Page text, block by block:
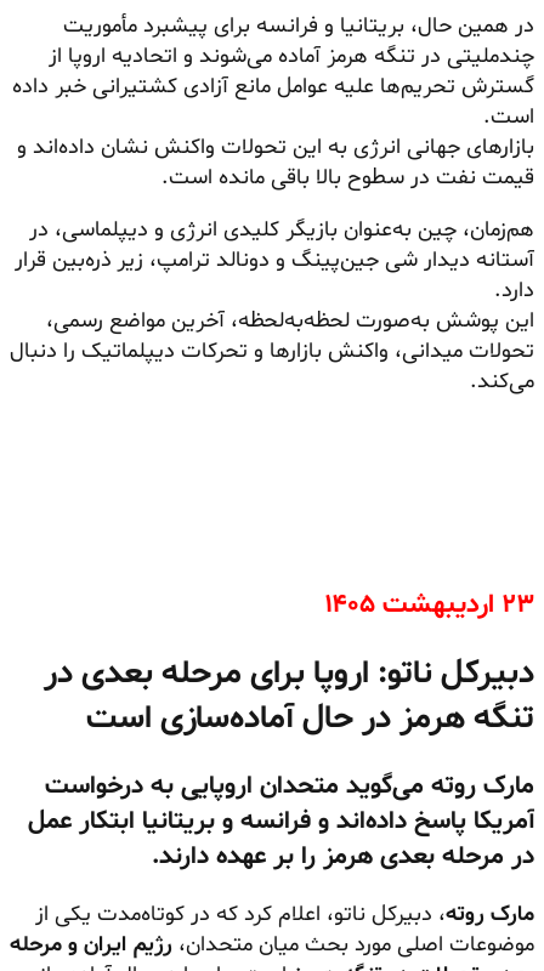
در همین حال، بریتانیا و فرانسه برای پیشبرد مأموریت
چندملیتی در تنگه هرمز آماده می‌شوند و اتحادیه اروپا از
گسترش تحریم‌ها علیه عوامل مانع آزادی کشتیرانی خبر داده
است.
بازارهای جهانی انرژی به این تحولات واکنش نشان داده‌اند و
قیمت نفت در سطوح بالا باقی مانده است.
هم‌زمان، چین به‌عنوان بازیگر کلیدی انرژی و دیپلماسی، در
آستانه دیدار شی جین‌پینگ و دونالد ترامپ، زیر ذره‌بین قرار
دارد.
این پوشش به‌صورت لحظه‌به‌لحظه، آخرین مواضع رسمی،
تحولات میدانی، واکنش بازارها و تحرکات دیپلماتیک را دنبال
می‌کند.
۲۳ اردیبهشت ۱۴۰۵
دبیرکل ناتو: اروپا برای مرحله بعدی در
تنگه هرمز در حال آماده‌سازی است
مارک روته می‌گوید متحدان اروپایی به درخواست
آمریکا پاسخ داده‌اند و فرانسه و بریتانیا ابتکار عمل
در مرحله بعدی هرمز را بر عهده دارند.
مارک روته، دبیرکل ناتو، اعلام کرد که در کوتاه‌مدت یکی از
موضوعات اصلی مورد بحث میان متحدان، رژیم ایران و مرحله